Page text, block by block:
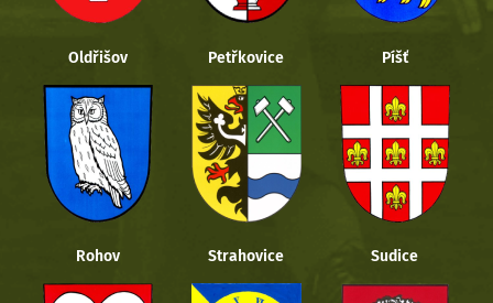
Oldřišov Petřkovice Píšť
Rohov Strahovice Sudice